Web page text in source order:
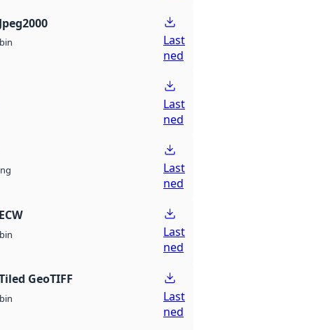
bin
Last
ned
Last
ned
Last
ned
bin
Last
ned
GeoTIFF
bin
Last
ned